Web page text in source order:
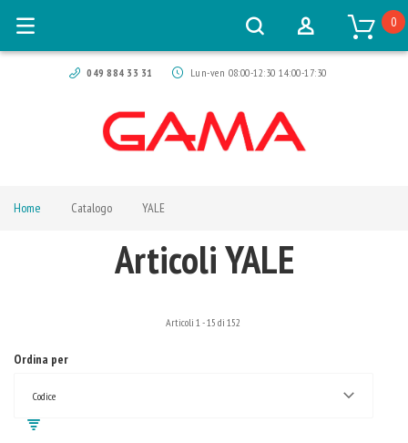
049 884 33 31 Lun-ven 08:00-12:30 14:00-17:30
0
Home Catalogo YALE
Articoli YALE
Ordina per
Codice
Articoli 1 -15 di 152